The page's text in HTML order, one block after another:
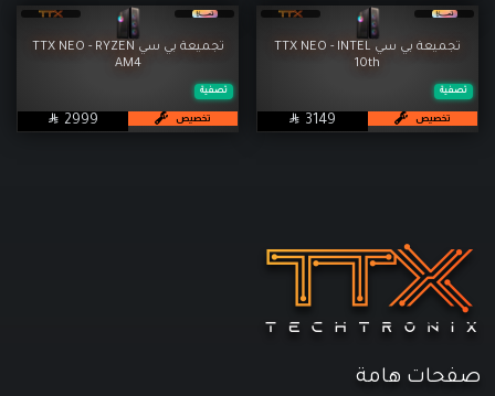
تجميعة بي سي TTX NEO - INTEL
10th
تصفية
تخصيص  SAR
3149
تجميعة بي سي TTX NEO - RYZEN
AM4
تصفية
تخصيص  SAR
2999
صفحات هامة